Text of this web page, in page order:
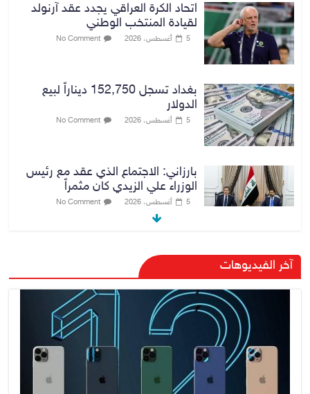
اتحاد الكرة العراقي يجدد عقد آرنولد
لقيادة المنتخب الوطني
5 أغسطس، 2026 No Comment
بغداد تسجل 152,750 ديناراً لبيع
الدولار
5 أغسطس، 2026 No Comment
بارزاني: الاجتماع الذي عقد مع رئيس
الوزراء علي الزيدي كان مثمراً
5 أغسطس، 2026 No Comment
وزير الخارجية يبحث مع نظيره
السعودي ترتيبات زيارة مرتقبة لوفد
أمني عراقي إلى السعودية
No Comment
وزارة الخزانة الأمريكية تعلن إلغاء
عقوبات مرتبطة بإيران
No Comment
آخر الفيديوهات